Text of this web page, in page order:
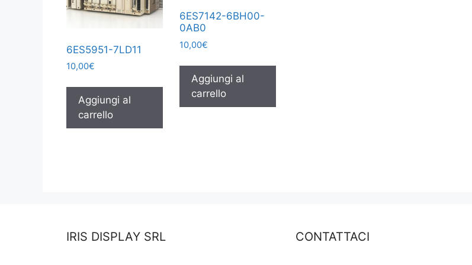
6ES5951-7LD11
10,00€
Aggiungi al
carrello
6ES7142-6BH00-
0AB0
10,00€
Aggiungi al
carrello
IRIS DISPLAY SRL CONTATTACI